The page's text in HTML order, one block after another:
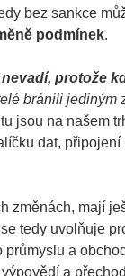
bez sankce
podmínek.
protože
bránili jediným
jsou na našem
dat,
změnách, mají
tedy uvolňuje
a
a